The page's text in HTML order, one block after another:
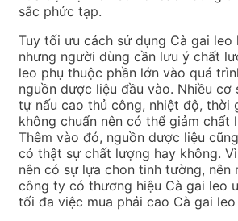
sắc phức tạp.
Tuy tối ưu cách sử dụng Cà gai leo
nhưng người dùng cần lưu ý chất
leo phụ thuộc phần lớn vào quá
nguồn dược liệu đầu vào. Nhiều cơ
tự nấu cao thủ công, nhiệt độ, thời
không chuẩn nên có thể giảm chất
Thêm vào đó, nguồn dược liệu
có thật sự chất lượng hay không.
nên có sự lựa chon tinh tường, nên
công ty có thương hiệu Cà gai leo
tối đa việc mua phải cao Cà gai